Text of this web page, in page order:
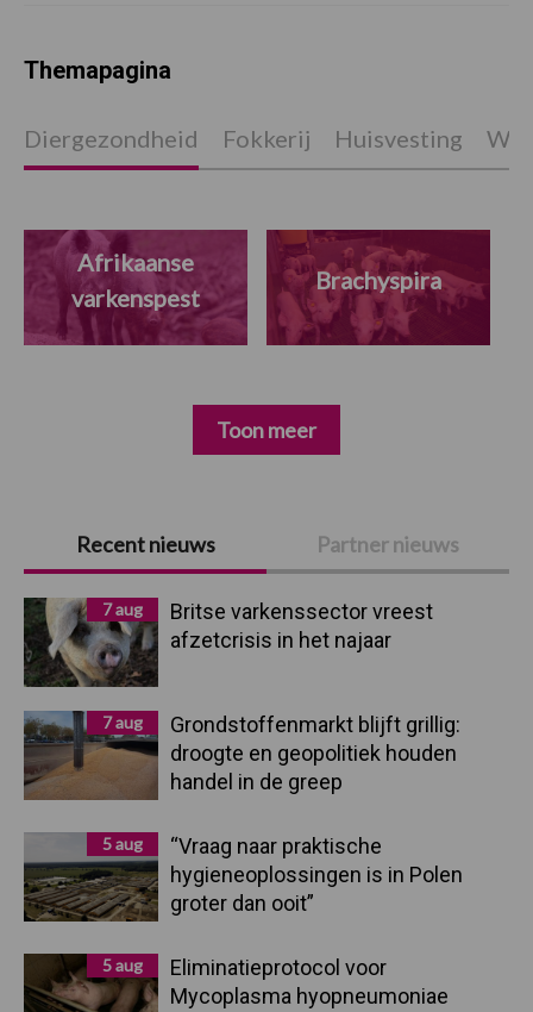
Primaire
Sidebar
Recent nieuws Partner nieuws
7 aug
Britse varkenssector vreest
afzetcrisis in het najaar
7 aug
Grondstoffenmarkt blijft grillig:
droogte en geopolitiek houden
handel in de greep
5 aug
“Vraag naar praktische
hygieneoplossingen is in Polen
groter dan ooit”
5 aug
Eliminatieprotocol voor
Mycoplasma hyopneumoniae
Themapagina
Diergezondheid Fokkerij Huisvesting
Afrikaanse
varkenspest
Brachyspira
Toon meer